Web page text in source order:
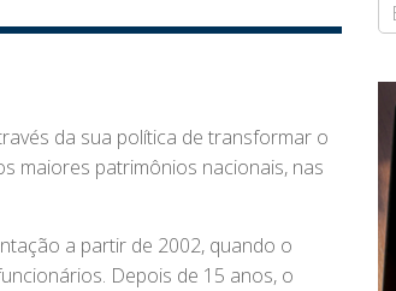
da sua política de transformar o
maiores patrimônios nacionais, nas
a partir de 2002, quando o
Depois de 15 anos, o